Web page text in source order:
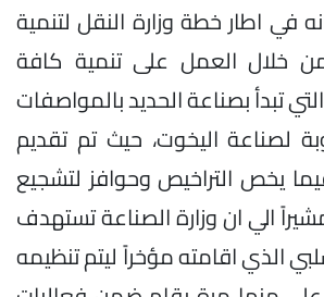
في اطار خطة وزارة النقل لتنمية
خلال العمل على تنمية كافة
تبدأ بصناعة الحديد بالمواصفات
لصناعة اليخوت، حيث تم تقديم
يخص التراخيص وحوافز لتشجيع
مشيراً الي ان وزارة الصناعة تستهدف
الذي اقامته مؤخراً ليتم تنظيمه